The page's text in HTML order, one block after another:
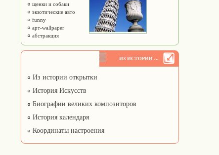
щенки и собаки
экзотические авто
funny
арт-wallpaper
абстракция
ИЗ ИСТОРИИ ...
Из истории открытки
История Искусств
Биографии великих композиторов
История календаря
Координаты настроения